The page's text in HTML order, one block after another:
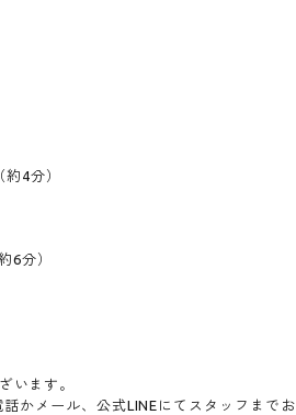
4分）
6分）
います。
かメール、公式LINEにてスタッフまでお